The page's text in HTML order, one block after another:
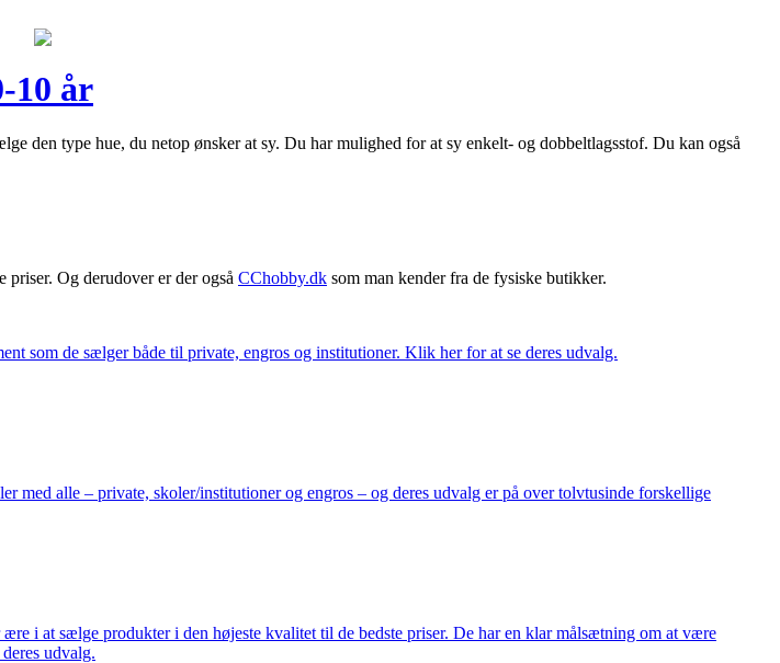
10 år
den type hue, du netop ønsker at sy. Du har mulighed for at sy enkelt- og dobbeltlagsstof. Du kan også
priser. Og derudover er der også CChobby.dk som man kender fra de fysiske butikker.
som de sælger både til private, engros og institutioner. Klik her for at se deres udvalg.
alle – private, skoler/institutioner og engros – og deres udvalg er på over tolvtusinde forskellige
i at sælge produkter i den højeste kvalitet til de bedste priser. De har en klar målsætning om at være
udvalg.